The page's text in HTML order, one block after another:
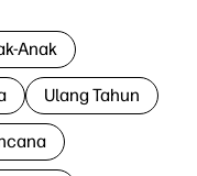
Anak
Ulang Tahun